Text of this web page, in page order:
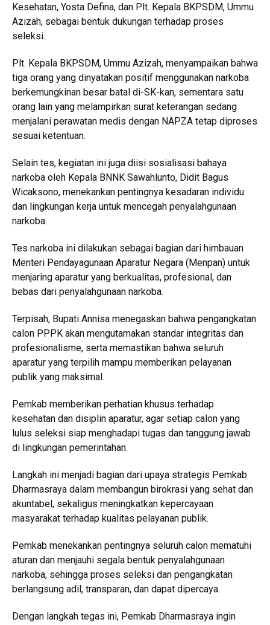
Kesehatan, Yosta Defina, dan Plt. Kepala BKPSDM, Ummu
Azizah, sebagai bentuk dukungan terhadap proses
seleksi.
Plt. Kepala BKPSDM, Ummu Azizah, menyampaikan bahwa
tiga orang yang dinyatakan positif menggunakan narkoba
berkemungkinan besar batal di-SK-kan, sementara satu
orang lain yang melampirkan surat keterangan sedang
menjalani perawatan medis dengan NAPZA tetap diproses
sesuai ketentuan.
Selain tes, kegiatan ini juga diisi sosialisasi bahaya
narkoba oleh Kepala BNNK Sawahlunto, Didit Bagus
Wicaksono, menekankan pentingnya kesadaran individu
dan lingkungan kerja untuk mencegah penyalahgunaan
narkoba.
Tes narkoba ini dilakukan sebagai bagian dari himbauan
Menteri Pendayagunaan Aparatur Negara (Menpan) untuk
menjaring aparatur yang berkualitas, profesional, dan
bebas dari penyalahgunaan narkoba.
Terpisah, Bupati Annisa menegaskan bahwa pengangkatan
calon PPPK akan mengutamakan standar integritas dan
profesionalisme, serta memastikan bahwa seluruh
aparatur yang terpilih mampu memberikan pelayanan
publik yang maksimal.
Pemkab memberikan perhatian khusus terhadap
kesehatan dan disiplin aparatur, agar setiap calon yang
lulus seleksi siap menghadapi tugas dan tanggung jawab
di lingkungan pemerintahan.
Langkah ini menjadi bagian dari upaya strategis Pemkab
Dharmasraya dalam membangun birokrasi yang sehat dan
akuntabel, sekaligus meningkatkan kepercayaan
masyarakat terhadap kualitas pelayanan publik.
Pemkab menekankan pentingnya seluruh calon mematuhi
aturan dan menjauhi segala bentuk penyalahgunaan
narkoba, sehingga proses seleksi dan pengangkatan
berlangsung adil, transparan, dan dapat dipercaya.
Dengan langkah tegas ini, Pemkab Dharmasraya ingin